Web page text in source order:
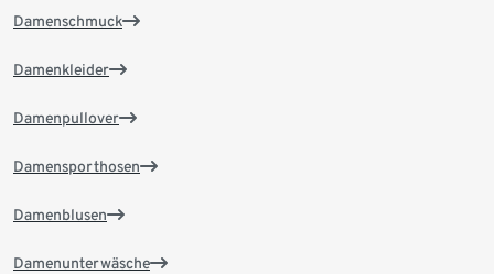
Damenschmuck
Damenkleider
Damenpullover
Damensporthosen
Damenblusen
Damenunterwäsche